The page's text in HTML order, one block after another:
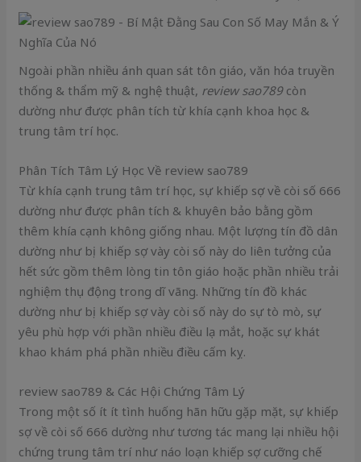
Ngoài phần nhiều ánh quan sát tôn giáo, văn hóa truyền
thống & thẩm mỹ & nghệ thuật, review sao789còn
dường như được phân tích từ khía cạnh khoa học &
trung tâm trí học.
Phân Tích Tâm Lý Học Về review sao789
Từ khía cạnh trung tâm trí học, sự khiếp sợ về còi số 666
dường như được phân tích & khuyên bảo bằng gồm
thêm khía cạnh không giống nhau. Một lượng tín đồ dân
dường như bị khiếp sợ vày còi số này do liên tưởng của
hết sức gồm thêm lòng tin tôn giáo hoặc phần nhiều trải
nghiệm thụ động trong dĩ vãng. Những tín đồ khác
dường như bị khiếp sợ vày còi số này do sự tò mò, sự
yêu phù hợp với phần nhiều điều lạ mắt, hoặc sự khát
khao khám phá phần nhiều điều cấm kỵ.
review sao789 & Các Hội Chứng Tâm Lý
Trong một số ít ít tình huống hãn hữu gặp mặt, sự khiếp
sợ về còi số 666 dường như tương tác mang lại nhiều hội
chứng trung tâm trí như náo loạn khiếp sợ cưỡng chế